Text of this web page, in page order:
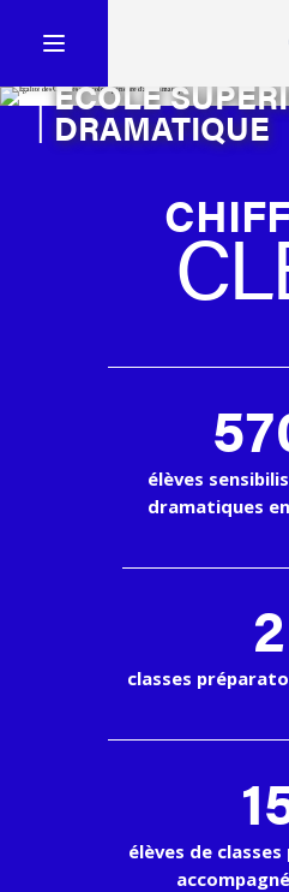
ÉGALITÉ DES
ÉCOLE
DRAMATIQUE
élèves
dramatiques
2
classes
élèves de